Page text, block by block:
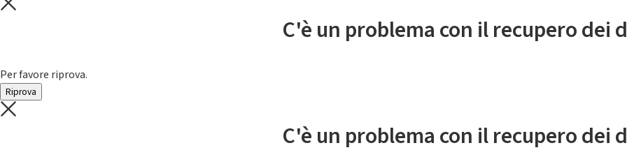
C'è un problema con il recupero dei
Per favore riprova.
Riprova
C'è un problema con il recupero dei